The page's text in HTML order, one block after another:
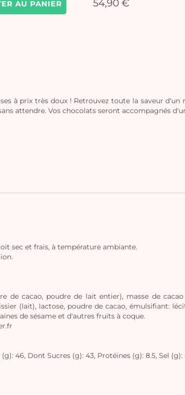
AU PANIER 54,90 €
à prix très doux ! Retrouvez toute la saveur d'un
attendre. Vos chocolats seront accompagnés
sec et frais, à température ambiante.
de cacao, poudre de lait entier), masse de
(lait), lactose, poudre de cacao, émulsifiant:
de sésame et d'autres fruits à coque.
46, Dont Sucres (g): 43, Protéines (g): 8.5, Sel (g):